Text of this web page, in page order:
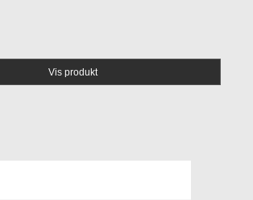
Vis produkt